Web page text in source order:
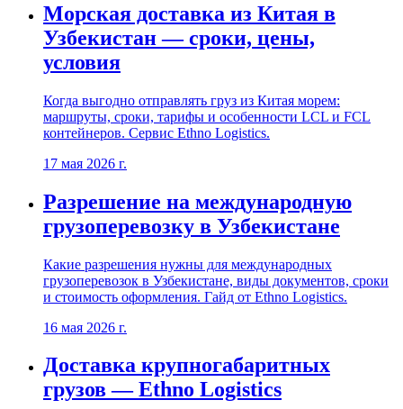
Морская доставка из Китая в
Узбекистан — сроки, цены,
условия
Когда выгодно отправлять груз из Китая морем:
маршруты, сроки, тарифы и особенности LCL и FCL
контейнеров. Сервис Ethno Logistics.
17 мая 2026 г.
Разрешение на международную
грузоперевозку в Узбекистане
Какие разрешения нужны для международных
грузоперевозок в Узбекистане, виды документов, сроки
и стоимость оформления. Гайд от Ethno Logistics.
16 мая 2026 г.
Доставка крупногабаритных
грузов — Ethno Logistics